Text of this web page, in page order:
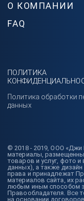
О КОМПАНИИ
FAQ
© 2018 - 2019, ООО «Джи
материалы,
товаров и услуг, фото
данных), а также
права и принадлежат
материалов сайта, их
любым иным способом
Правообладателя. Все
на основании
ПОЛИТИКА
Политика обработки
данных